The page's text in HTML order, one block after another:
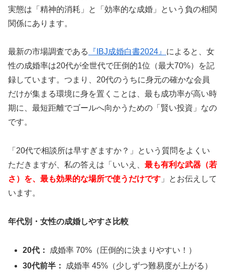
🏢 厳選17社
📱
1分で完了 ・デジタル資料
🌍
全国対応 ・地域密着型も対応
複数の結婚相談所を効率的に比較検討。年代に合わ
せた厳選17社の資料を無料で一括請求。
比較ネットで一括資料請求
実態は「精神的消耗」と「効率的な成婚」という負の相関
関係にあります。
最新の市場調査である 『IBJ成婚白書2024』 によると、女
性の成婚率は20代が全世代で圧倒的1位（最大70%）を記
録しています。つまり、20代のうちに身元の確かな会員
だけが集まる環境に身を置くことは、最も成功率が高い時
期に、最短距離でゴールへ向かうための「賢い投資」なの
です。
「20代で相談所は早すぎますか？」という質問をよくい
ただきますが、私の答えは「いいえ、 最も有利な武器（若
さ）を、最も効果的な場所で使うだけです 」とお伝えして
います。
年代別・女性の成婚しやすさ比較
20代：
成婚率 70%（圧倒的に決まりやすい！）
30代前半：
成婚率 45%（少しずつ難易度が上がる）